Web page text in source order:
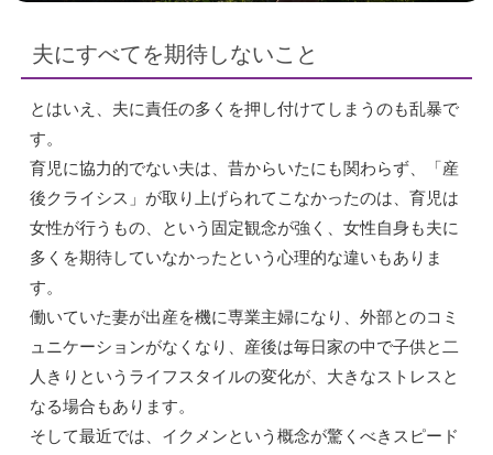
夫にすべてを期待しないこと
とはいえ、夫に責任の多くを押し付けてしまうのも乱暴で
す。
育児に協力的でない夫は、昔からいたにも関わらず、「産
後クライシス」が取り上げられてこなかったのは、育児は
女性が行うもの、という固定観念が強く、女性自身も夫に
多くを期待していなかったという心理的な違いもありま
す。
働いていた妻が出産を機に専業主婦になり、外部とのコミ
ュニケーションがなくなり、産後は毎日家の中で子供と二
人きりというライフスタイルの変化が、大きなストレスと
なる場合もあります。
そして最近では、イクメンという概念が驚くべきスピード